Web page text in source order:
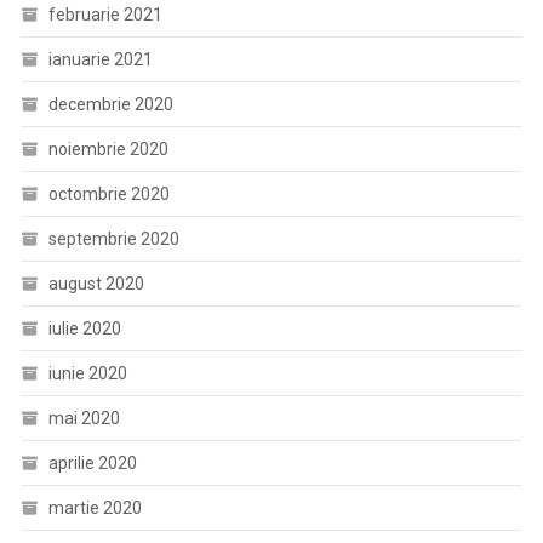
februarie 2021
ianuarie 2021
decembrie 2020
noiembrie 2020
octombrie 2020
septembrie 2020
august 2020
iulie 2020
iunie 2020
mai 2020
aprilie 2020
martie 2020